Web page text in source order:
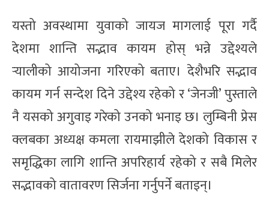
यस्तो अवस्थामा युवाको जायज मागलाई पूरा गर्दै
देशमा शान्ति सद्भाव कायम होस् भन्ने उद्देश्यले
र्‍यालीको आयोजना गरिएको बताए। देशैभरि सद्भाव
कायम गर्न सन्देश दिने उद्देश्य रहेको र ‘जेनजी’ पुस्ताले
नै यसको अगुवाइ गरेको उनको भनाइ छ। लुम्बिनी प्रेस
क्लबका अध्यक्ष कमला रायमाझीले देशको विकास र
समृद्धिका लागि शान्ति अपरिहार्य रहेको र सबै मिलेर
सद्भावको वातावरण सिर्जना गर्नुपर्ने बताइन्।